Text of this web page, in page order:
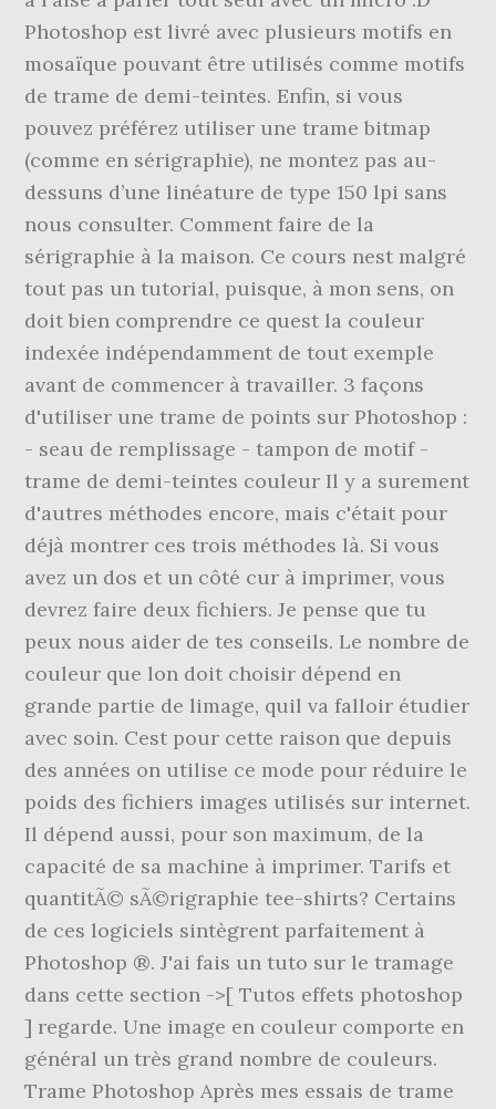
Photoshop est livré avec plusieurs motifs en
mosaïque pouvant être utilisés comme motifs
de trame de demi-teintes. Enfin, si vous
pouvez préférez utiliser une trame bitmap
(comme en sérigraphie), ne montez pas au-
dessuns d’une linéature de type 150 lpi sans
nous consulter. Comment faire de la
sérigraphie à la maison. Ce cours nest malgré
tout pas un tutorial, puisque, à mon sens, on
doit bien comprendre ce quest la couleur
indexée indépendamment de tout exemple
avant de commencer à travailler. 3 façons
d'utiliser une trame de points sur Photoshop :
- seau de remplissage - tampon de motif -
trame de demi-teintes couleur Il y a surement
d'autres méthodes encore, mais c'était pour
déjà montrer ces trois méthodes là. Si vous
avez un dos et un côté cur à imprimer, vous
devrez faire deux fichiers. Je pense que tu
peux nous aider de tes conseils. Le nombre de
couleur que lon doit choisir dépend en
grande partie de limage, quil va falloir étudier
avec soin. Cest pour cette raison que depuis
des années on utilise ce mode pour réduire le
poids des fichiers images utilisés sur internet.
Il dépend aussi, pour son maximum, de la
capacité de sa machine à imprimer. Tarifs et
quantitÃ© sÃ©rigraphie tee-shirts? Certains
de ces logiciels sintègrent parfaitement à
Photoshop ®. J'ai fais un tuto sur le tramage
dans cette section ->[ Tutos effets photoshop
] regarde. Une image en couleur comporte en
général un très grand nombre de couleurs.
Trame Photoshop Après mes essais de trame